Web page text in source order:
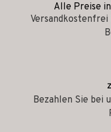
Alle Preise
Versandkostenfrei
Bezahlen Sie bei